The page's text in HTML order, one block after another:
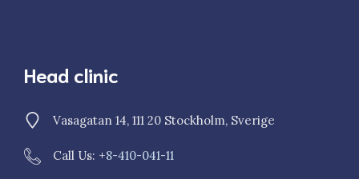
Head clinic
Vasagatan 14, 111 20 Stockholm, Sverige
Call Us: +8-410-041-11